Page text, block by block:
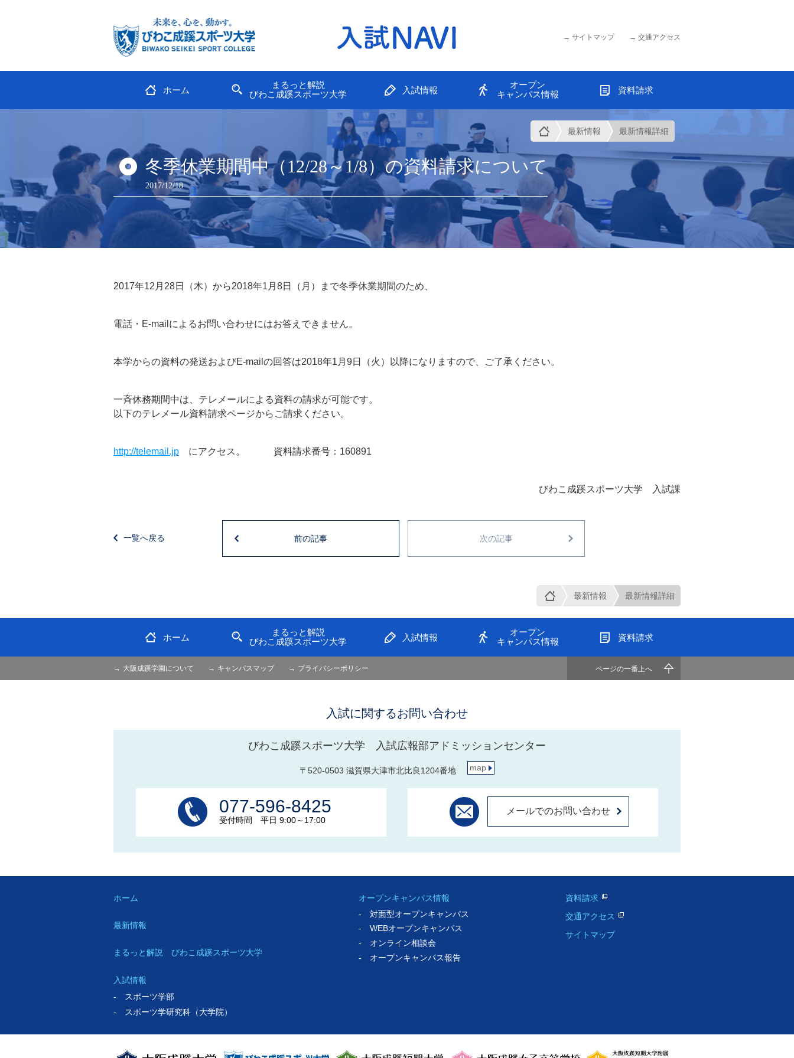
サイトマップ 交通アクセス
ホーム
まるっと解説
びわこ成蹊スポーツ大学
入試情報
オープン
キャンパス情報
資料請求
最新情報 最新情報詳細
冬季休業期間中（12/28～1/8）の資料請求について
2017/12/18
2017年12月28日（木）から2018年1月8日（月）まで冬季休業期間のため、
電話・E-mailによるお問い合わせにはお答えできません。
本学からの資料の発送およびE-mailの回答は2018年1月9日（火）以降になりますので、ご了承ください。
一斉休務期間中は、テレメールによる資料の請求が可能です。
以下のテレメール資料請求ページからご請求ください。
http://telemail.jp にアクセス。 資料請求番号：160891
びわこ成蹊スポーツ大学 入試課
前の記事 次の記事
一覧へ戻る
最新情報 最新情報詳細
ページの一番上へ
ホーム
まるっと解説
びわこ成蹊スポーツ大学
入試情報
オープン
キャンパス情報
資料請求
大阪成蹊学園について キャンパスマップ プライバシーポリシー
入試に関するお問い合わせ
びわこ成蹊スポーツ大学 入試広報部アドミッションセンター
〒520-0503 滋賀県大津市北比良1204番地 map
077-596-8425
受付時間 平日 9:00～17:00
メールでのお問い合わせ
ホーム
最新情報
まるっと解説 びわこ成蹊スポーツ大学
入試情報
- スポーツ学部
- スポーツ学研究科（大学院）
オープンキャンパス情報
- 対面型オープンキャンパス
- WEBオープンキャンパス
- オンライン相談会
- オープンキャンパス報告
資料請求
交通アクセス
サイトマップ